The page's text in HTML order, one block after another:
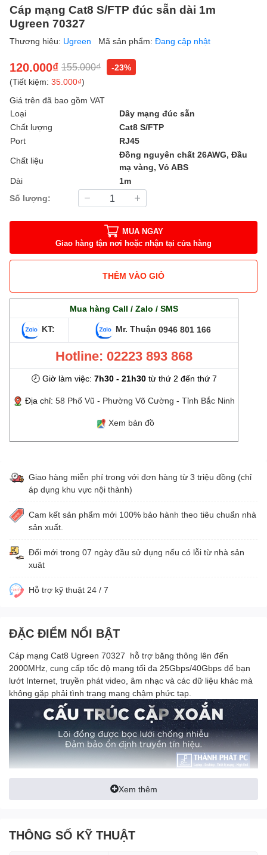
Cáp mạng Cat8 S/FTP đúc sẵn dài 1m
Ugreen 70327
Thương hiệu: Ugreen Mã sản phẩm: Đang cập nhật
120.000₫ 155.000₫
-23%
(Tiết kiệm: 35.000₫)
Giá trên đã bao gồm VAT
Loại
Dây mạng đúc sẵn
Chất lượng
Cat8 S/FTP
Port
RJ45
Chất liệu
Đồng nguyên chất 26AWG, Đầu
mạ vàng, Vỏ ABS
Dài
1m
Số lượng:
MUA NGAY
Giao hàng tận nơi hoặc nhận tại cửa hàng
THÊM VÀO GIỎ
Mua hàng Call / Zalo / SMS
KT: Mr. Thuận 0946 801 166
Hotline: 02223 893 868
🕗 Giờ làm việc: 7h30 - 21h30từ thứ 2 đến thứ 7
Địa chỉ: 58 Phố Vũ - Phường Võ Cường - Tỉnh Bắc Ninh
Xem bản đồ
Giao hàng miễn phí trong với đơn hàng từ 3 triệu đồng (chỉ
áp dụng khu vực nội thành)
Cam kết sản phẩm mới 100% bảo hành theo tiêu chuẩn nhà
sản xuất.
Đổi mới trong 07 ngày đầu sử dụng nếu có lỗi từ nhà sản
xuât
Hỗ trợ kỹ thuật 24 / 7
ĐẶC ĐIỂM NỔI BẬT
Cáp mạng Cat8 Ugreen 70327 hỗ trợ băng thông lên đến
2000MHz, cung cấp tốc độ mạng tối đa 25Gbps/40Gbps để bạn
lướt Internet, truyền phát video, âm nhạc và các dữ liệu khác mà
không gặp phải tình trạng mạng chậm phức tạp.
Xem thêm
THÔNG SỐ KỸ THUẬT